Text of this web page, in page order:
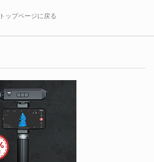
トップページに戻る